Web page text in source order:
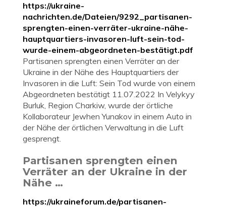
https://ukraine-
nachrichten.de/Dateien/9292_partisanen-
sprengten-einen-verräter-ukraine-nähe-
hauptquartiers-invasoren-luft-sein-tod-
wurde-einem-abgeordneten-bestätigt.pdf
Partisanen sprengten einen Verräter an der
Ukraine in der Nähe des Hauptquartiers der
Invasoren in die Luft: Sein Tod wurde von einem
Abgeordneten bestätigt 11.07.2022 In Velykyy
Burluk, Region Charkiw, wurde der örtliche
Kollaborateur Jewhen Yunakov in einem Auto in
der Nähe der örtlichen Verwaltung in die Luft
gesprengt.
Partisanen sprengten einen
Verräter an der Ukraine in der
Nähe …
https://ukraineforum.de/partisanen-